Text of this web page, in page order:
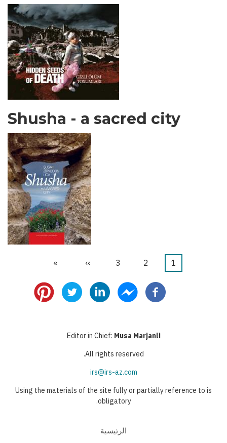
Shusha - a sacred city
Pagination
Current
1 الصفحة
2 الصفحة
3
Next
››
Last
»
Editor in Chief: Musa Marjanli
All rights reserved.
irs@irs-az.com
Using the materials of the site fully or partially reference to is
obligatory.
الرئيسية